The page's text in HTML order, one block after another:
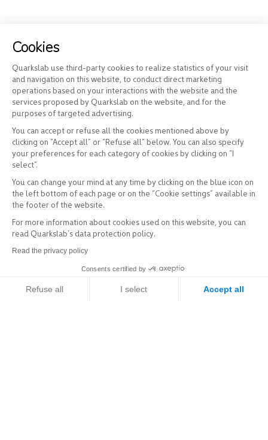
Cookies
Quarkslab use third-party cookies to realize statistics of your visit
and navigation on this website, to conduct direct marketing
operations based on your interactions with the website and the
services proposed by Quarkslab on the website, and for the
purposes of targeted advertising.
You can accept or refuse all the cookies mentioned above by
clicking on “Accept all” or “Refuse all” below. You can also specify
your preferences for each category of cookies by clicking on “I
select”.
You can change your mind at any time by clicking on the blue icon on
the left bottom of each page or on the “Cookie settings” available in
the footer of the website.
For more information about cookies used on this website, you can
read Quarkslab’s data protection policy.
Read the privacy policy
Consents certified by
Refuse all I select Accept all